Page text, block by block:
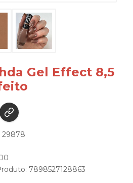
Gel Effect 8,5
29878
7898527128863